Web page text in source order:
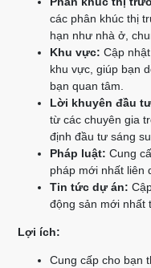
các phân khúc thị
hạn như nhà ở,
Khu vực: Cập
khu vực, giúp bạn
bạn quan tâm.
Lời khuyên đầu
từ các chuyên gia
định đầu tư sáng
Pháp luật: Cung
pháp mới nhất liên
Tin tức dự án:
động sản mới nhất
Lợi ích:
Cung cấp cho bạn